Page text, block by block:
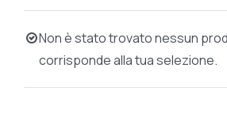
BIOGRAFIE
ATTUALITÀ
Non è stato trovato nessun
corrisponde alla tua selezione.